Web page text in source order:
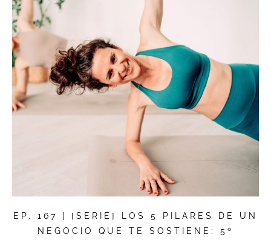
EP. 167 | [SERIE] LOS 5 PILARES DE UN
NEGOCIO QUE TE SOSTIENE: 5º